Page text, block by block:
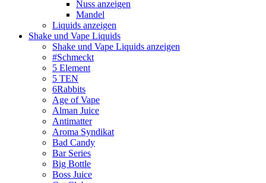
Nuss anzeigen
Mandel
Liquids anzeigen
Shake und Vape Liquids
Shake und Vape Liquids anzeigen
#Schmeckt
5 Element
5 TEN
6Rabbits
Age of Vape
Alman Juice
Antimatter
Aroma Syndikat
Bad Candy
Bar Series
Big Bottle
Boss Juice